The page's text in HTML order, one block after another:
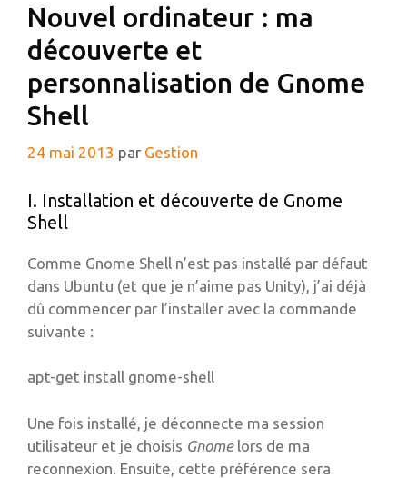
Nouvel ordinateur : ma
découverte et
personnalisation de Gnome
Shell
24 mai 2013 par Gestion
I. Installation et découverte de Gnome
Shell
Comme Gnome Shell n’est pas installé par défaut
dans Ubuntu (et que je n’aime pas Unity), j’ai déjà
dû commencer par l’installer avec la commande
suivante :
apt-get install gnome-shell
Une fois installé, je déconnecte ma session
utilisateur et je choisis Gnome lors de ma
reconnexion. Ensuite, cette préférence sera